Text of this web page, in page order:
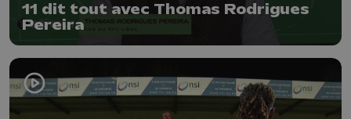
11 dit tout avec Thomas Rodrigues
Pereira